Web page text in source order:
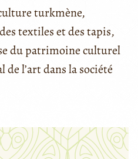
turkmène,
textiles et des tapis,
du patrimoine culturel
l’art dans la société